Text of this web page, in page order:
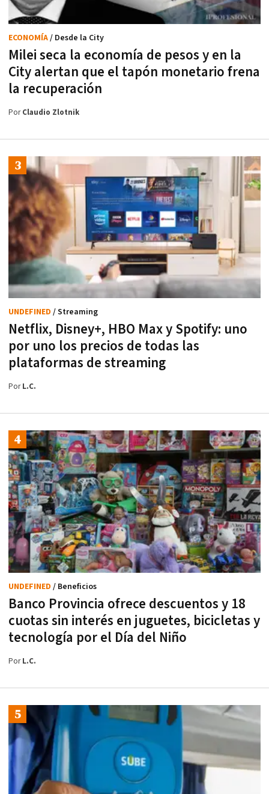
Milei seca la economía de pesos y en la
City alertan que el tapón monetario frena
la recuperación
ECONOMÍA/ Desde la City
PorClaudio Zlotnik
Netflix, Disney+, HBO Max y Spotify: uno
por uno los precios de todas las
plataformas de streaming
UNDEFINED / Streaming
PorL.C.
Banco Provincia ofrece descuentos y 18
cuotas sin interés en juguetes, bicicletas y
tecnología por el Día del Niño
UNDEFINED / Beneficios
PorL.C.